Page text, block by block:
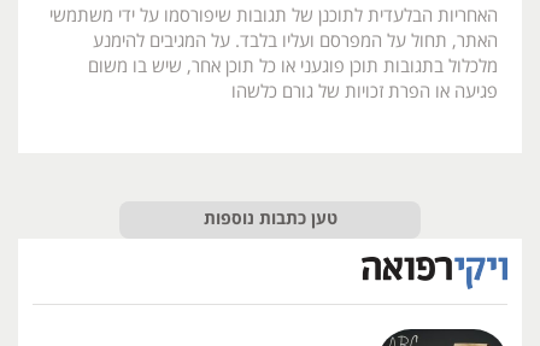
האחריות הבלעדית לתוכנן של תגובות שיפורסמו על ידי משתמשי
האתר, תחול על המפרסם ועליו בלבד. על המגיבים להימנע
מלכלול בתגובות תוכן פוגעני או כל תוכן אחר, שיש בו משום
פגיעה או הפרת זכויות של גורם כלשהו
טען כתבות נוספות